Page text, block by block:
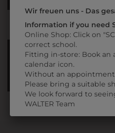
FÜR DIE MITTEL SCHULE
Wir freuen uns - Das
Information if you need
Online Shop: Click on
correct school.
Fitting in-store: Book
calendar icon.
Without an
Please bring a suitable
We look forward to
WALTER Team